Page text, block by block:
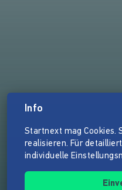
Info
Startnext mag Cookies.
realisieren. Für
individuelle